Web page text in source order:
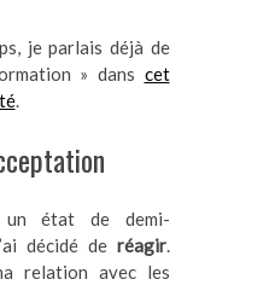
je parlais déjà de
» dans cet
.
un état de demi-
décidé deréagir.
relation avec les